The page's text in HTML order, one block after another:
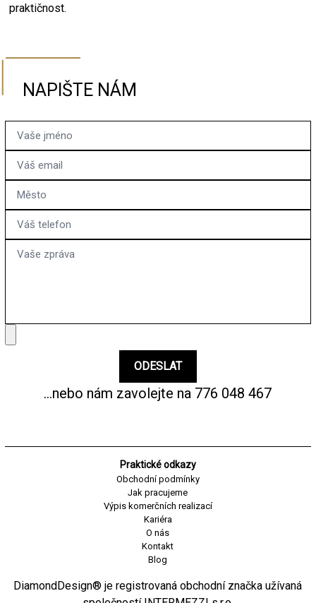
praktičnost.
NAPIŠTE NÁM
...nebo nám zavolejte na 776 048 467
Praktické odkazy
Obchodní podmínky
Jak pracujeme
Výpis komerčních realizací
Kariéra
O nás
Kontakt
Blog
DiamondDesign® je registrovaná obchodní značka užívaná